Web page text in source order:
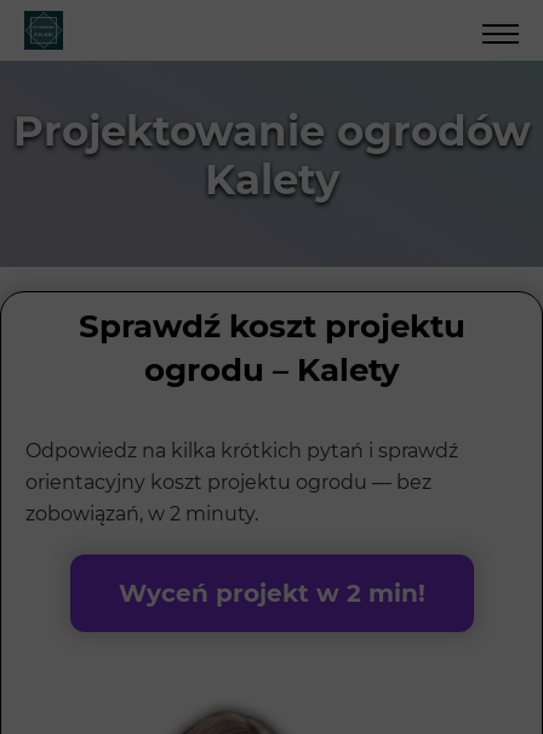
Projektowanie ogrodów
Kalety
Sprawdź koszt projektu
ogrodu – Kalety
Odpowiedz na kilka krótkich pytań i sprawdź
orientacyjny koszt projektu ogrodu — bez
zobowiązań, w 2 minuty.
Wyceń projekt w 2 min!